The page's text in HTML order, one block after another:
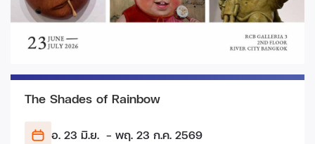
The Shades of Rainbow
อ. 23 มิ.ย. - พฤ. 23 ก.ค. 2569